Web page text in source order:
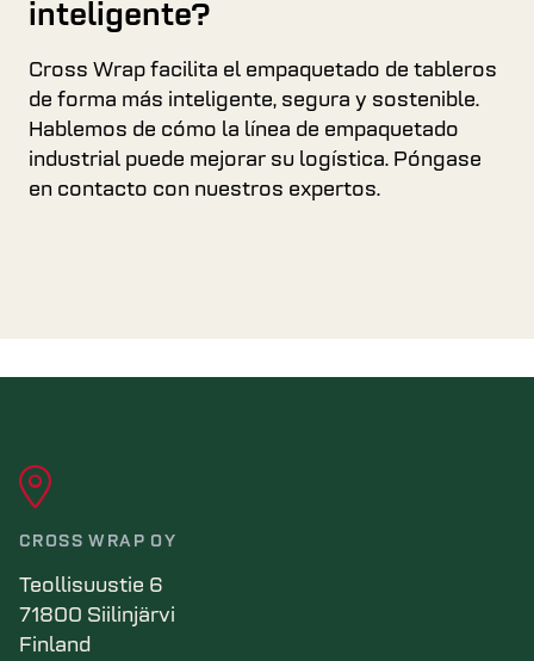
inteligente?
Cross Wrap facilita el empaquetado de tableros
de forma más inteligente, segura y sostenible.
Hablemos de cómo la línea de empaquetado
industrial puede mejorar su logística. Póngase
en contacto con nuestros expertos.
CROSS WRAP OY
Teollisuustie 6
71800 Siilinjärvi
Finland